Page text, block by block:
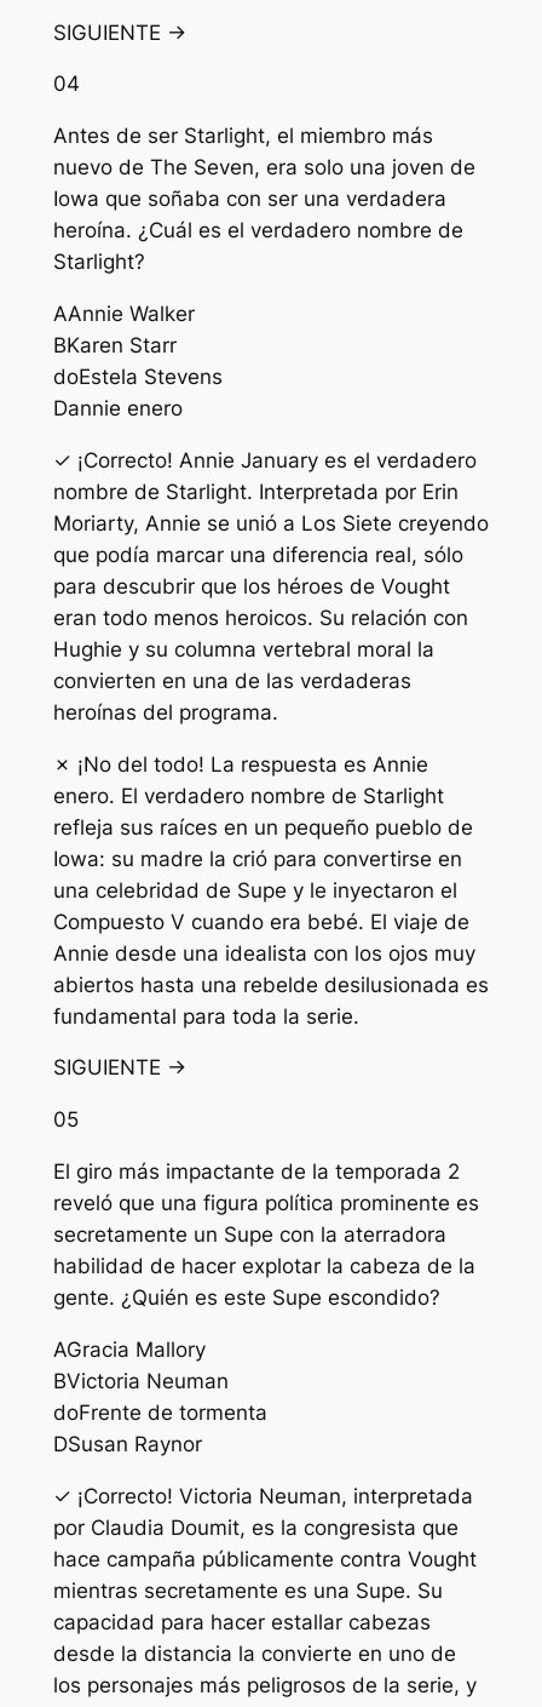
SIGUIENTE →
04
Antes de ser Starlight, el miembro más
nuevo de The Seven, era solo una joven de
Iowa que soñaba con ser una verdadera
heroína. ¿Cuál es el verdadero nombre de
Starlight?
AAnnie Walker
BKaren Starr
doEstela Stevens
Dannie enero
✓ ¡Correcto! Annie January es el verdadero
nombre de Starlight. Interpretada por Erin
Moriarty, Annie se unió a Los Siete creyendo
que podía marcar una diferencia real, sólo
para descubrir que los héroes de Vought
eran todo menos heroicos. Su relación con
Hughie y su columna vertebral moral la
convierten en una de las verdaderas
heroínas del programa.
✗ ¡No del todo! La respuesta es Annie
enero. El verdadero nombre de Starlight
refleja sus raíces en un pequeño pueblo de
Iowa: su madre la crió para convertirse en
una celebridad de Supe y le inyectaron el
Compuesto V cuando era bebé. El viaje de
Annie desde una idealista con los ojos muy
abiertos hasta una rebelde desilusionada es
fundamental para toda la serie.
SIGUIENTE →
05
El giro más impactante de la temporada 2
reveló que una figura política prominente es
secretamente un Supe con la aterradora
habilidad de hacer explotar la cabeza de la
gente. ¿Quién es este Supe escondido?
AGracia Mallory
BVictoria Neuman
doFrente de tormenta
DSusan Raynor
✓ ¡Correcto! Victoria Neuman, interpretada
por Claudia Doumit, es la congresista que
hace campaña públicamente contra Vought
mientras secretamente es una Supe. Su
capacidad para hacer estallar cabezas
desde la distancia la convierte en uno de
los personajes más peligrosos de la serie, y